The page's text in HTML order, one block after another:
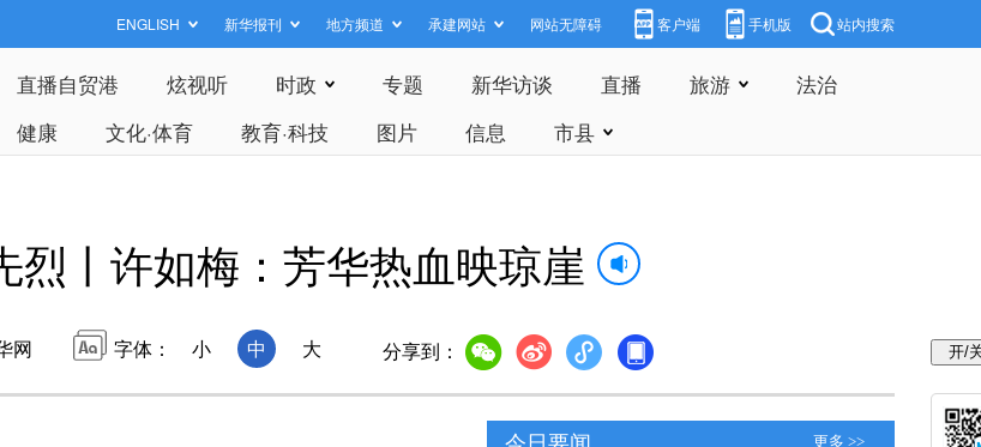
ENGLISH 新华报刊 地方频道 承建网站 网站无障碍 客户端 手机版 站内搜索
直播自贸港 炫视听 时政 专题 新华访谈 直播 旅游
法治
健康 文化·体育 教育·科技 图片 信息 市县
烈丨许如梅：芳华热血映琼崖
网 字体： 小 中 大 分享到：
更多 >>